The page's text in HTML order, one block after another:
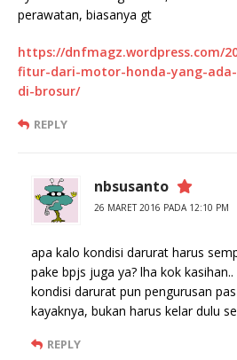
perawatan, biasanya gt
https://dnfmagz.wordpress.com/
fitur-dari-motor-honda-yang-
di-brosur/
REPLY
nbsusanto
26 MARET 2016 PADA 12:10 PM
apa kalo kondisi darurat harus
pake bpjs juga ya? lha kok
kondisi darurat pun pengurusan
kayaknya, bukan harus kelar dulu
REPLY